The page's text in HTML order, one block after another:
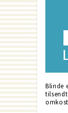
Blinde